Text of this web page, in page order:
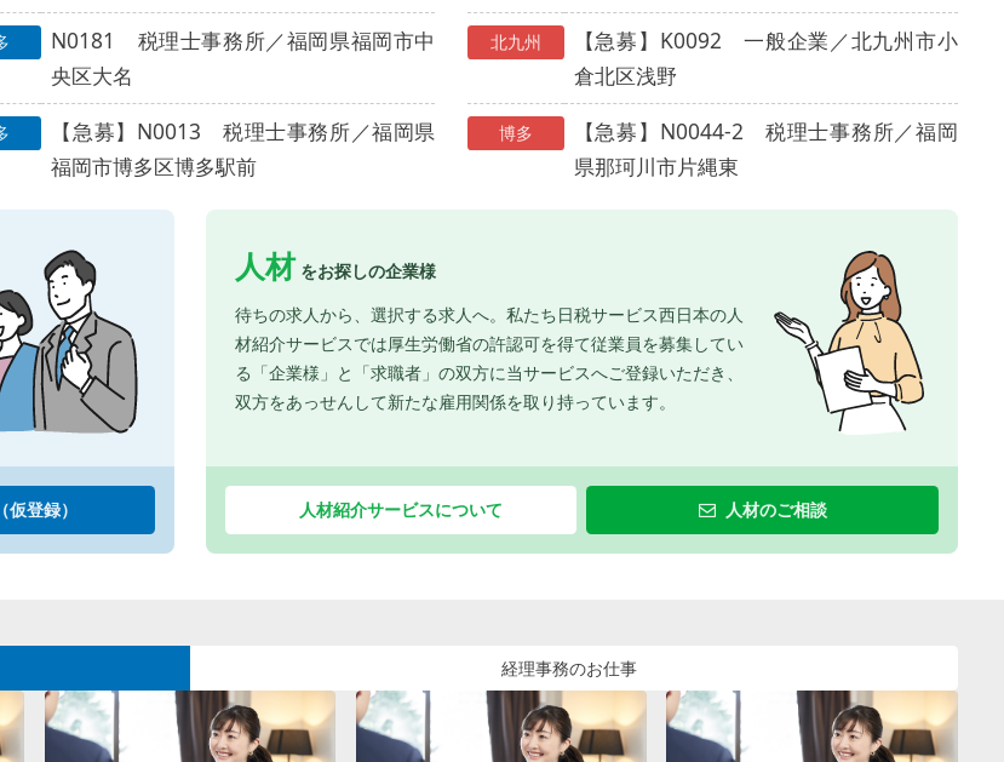
N0181 税理士事務所／福岡県福岡市中
央区大名
【急募】N0013 税理士事務所／福岡県
福岡市博多区博多駅前
北九州
【急募】K0092 一般企業／北九州市小
倉北区浅野
博多
【急募】N0044-2 税理士事務所／福岡
県那珂川市片縄東
登録）
人材 をお探しの企業様
待ちの求人から、選択する求人へ。私たち日税サービス西日本の人
材紹介サービスでは厚生労働省の許認可を得て従業員を募集してい
る「企業様」と「求職者」の双方に当サービスへご登録いただき、
双方をあっせんして新たな雇用関係を取り持っています。
人材紹介サービスについて 人材のご相談
経理事務のお仕事